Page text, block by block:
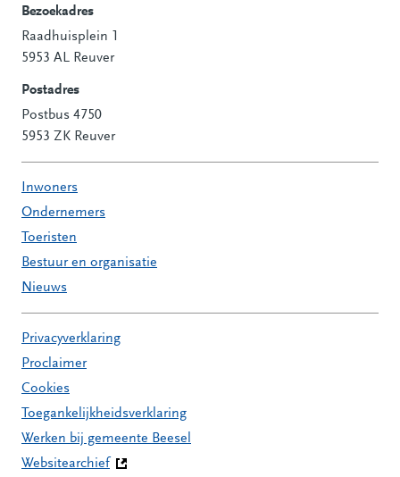
Contactinformatie
Bezoekadres
Raadhuisplein 1
5953 AL Reuver
Postadres
Postbus 4750
5953 ZK Reuver
Inwoners
Ondernemers
Toeristen
Bestuur en organisatie
Nieuws
Privacyverklaring
Proclaimer
Cookies
Toegankelijkheidsverklaring
Werken bij gemeente Beesel
Websitearchief